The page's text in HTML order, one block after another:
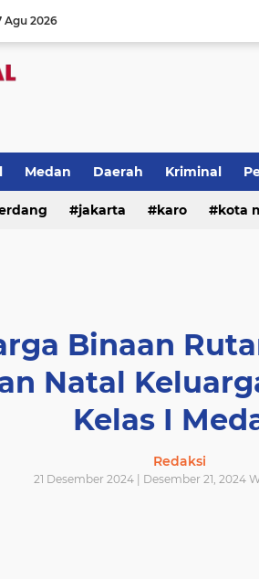
Agu 2026
Medan Daerah Kriminal
jakarta karo kota
Binaan
Natal
Kelas I
Redaksi
21 Desember 2024 | Desember 21, 2024